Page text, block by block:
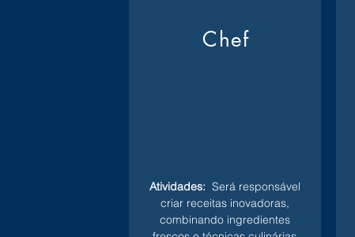
Chef
Atividades: Será responsável
criar receitas inovadoras,
combinando ingredientes